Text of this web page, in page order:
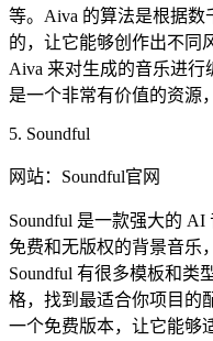
等。Aiva 的算法是根据数
的，让它能够创作出不同
Aiva 来对生成的音乐进
是一个非常有价值的资源
5. Soundful
网站：Soundful官网
Soundful 是一款强大的 AI
免费和无版权的背景音乐
Soundful 有很多模板和类
格，找到最适合你项目的
一个免费版本，让它能够